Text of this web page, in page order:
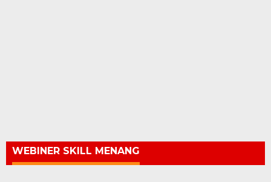
WEBINER SKILL MENANG